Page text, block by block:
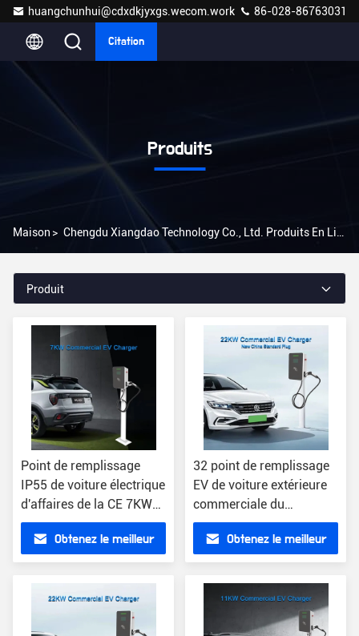
huangchunhui@cdxdkjyxgs.wecom.work 86-028-86763031
Citation
Produits
Maison > Chengdu Xiangdao Technology Co., Ltd. Produits En Ligne
Produit
Point de remplissage
IP55 de voiture électrique
d'affaires de la CE 7KW
dans les parkings
résidentiels
Obtenez le meilleur
32 point de remplissage
EV de voiture extérieure
commerciale du
chargeur OCPP1.6 de
l'ampèreObtenez le meilleur